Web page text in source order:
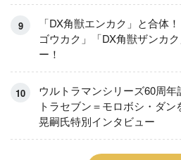
「DX角獣エンカク」と合体
ゴウカク」「DX角獣ザンカ
ー！
ウルトラマンシリーズ60周
トラセブン＝モロボシ・ダン
晃嗣氏特別インタビュー